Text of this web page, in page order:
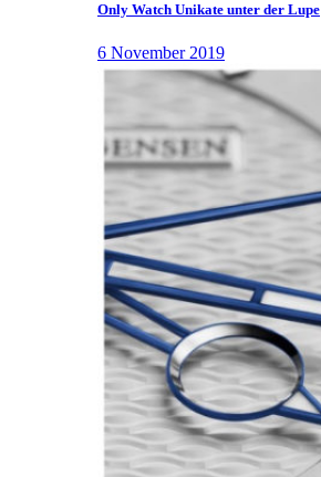
Only Watch Unikate unter der Lupe
6 November 2019